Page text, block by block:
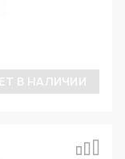
В НАЛИЧИИ